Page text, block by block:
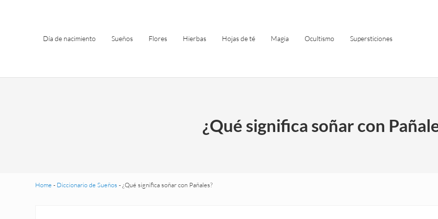
Día de nacimiento Sueños Flores Hierbas Hojas de té Magia Ocultismo Supersticiones
¿Qué significa soñar con
Home - Diccionario de Sueños - ¿Qué significa soñar con Pañales?